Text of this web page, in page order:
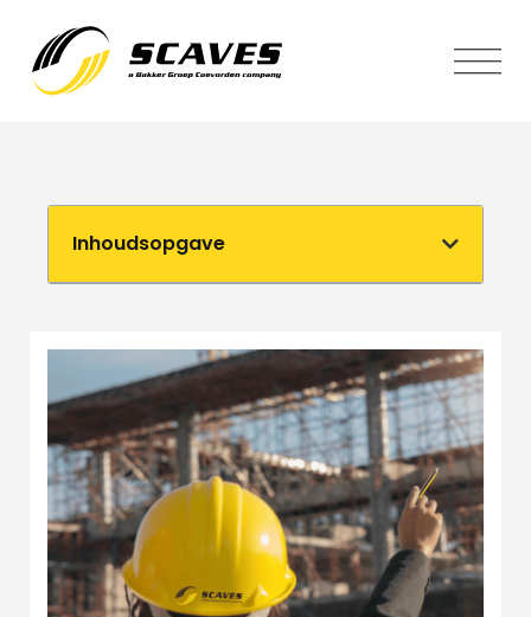
Inhoudsopgave